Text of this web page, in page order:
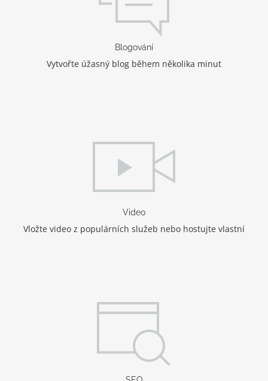
Blogování
Vytvořte úžasný blog během několika minut
Video
Vložte video z populárních služeb nebo hostujte vlastní